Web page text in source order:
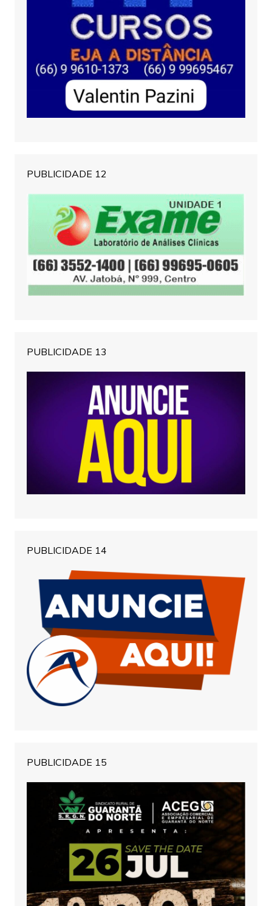
PUBLICIDADE 12
PUBLICIDADE 13
PUBLICIDADE 14
PUBLICIDADE 15